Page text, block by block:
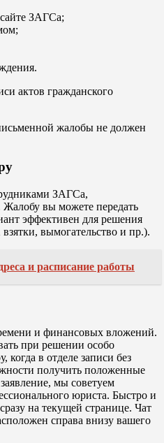
ЗАГСа;
жалобы не должен
ЗАГСа,
Жалобу вы можете передать
эффективен для решения
вымогательство и пр.).
и расписание работы
и финансовых вложений.
при решении особо
когда в отделе записи без
получить положенные
мы советуем
юриста. Быстро и
на текущей странице. Чат
справа внизу вашего